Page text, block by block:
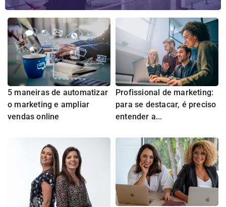
5 maneiras de automatizar
o marketing e ampliar
vendas online
Profissional de marketing:
para se destacar, é preciso
entender a...